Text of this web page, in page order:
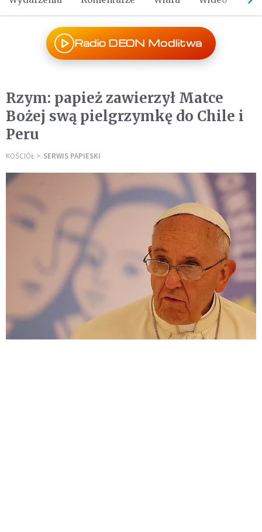
Radio DEON Modlitwa
Rzym: papież zawierzył Matce
Bożej swą pielgrzymkę do Chile i
Peru
KOŚCIÓŁ SERWIS PAPIESKI